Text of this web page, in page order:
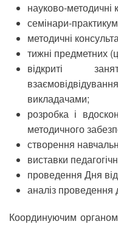
науково-методичні
семінари-
методичні
тижні предметних
відкриті
викладачами;
розробка і
методичного
створення
виставки
проведення Дня
аналіз проведення
Координуючим